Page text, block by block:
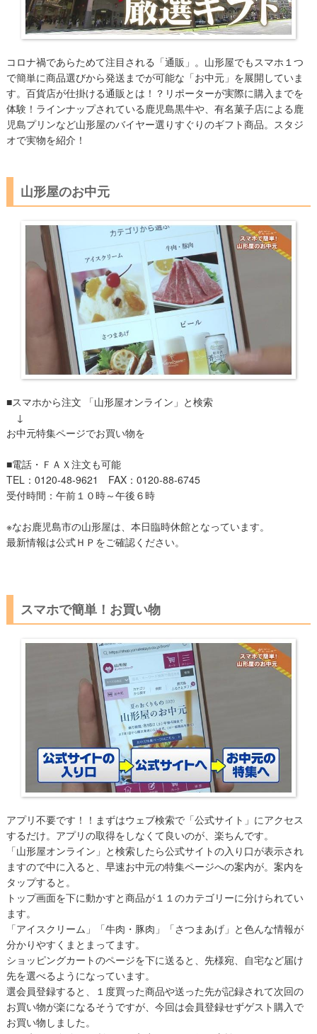
コロナ禍であらためて注目される「通販」。山形屋でもスマホ１つ
で簡単に商品選びから発送までが可能な「お中元」を展開していま
す。百貨店が仕掛ける通販とは！？リポーターが実際に購入までを
体験！ラインナップされている鹿児島黒牛や、有名菓子店による鹿
児島プリンなど山形屋のバイヤー選りすぐりのギフト商品。スタジ
オで実物を紹介！
山形屋のお中元
■スマホから注文 「山形屋オンライン」と検索
↓
お中元特集ページでお買い物を
■電話・ＦＡＸ注文も可能
TEL：0120-48-9621 FAX：0120-88-6745
受付時間：午前１０時～午後６時
※​なお鹿児島市の山形屋は、本日臨時休館となっています。
最新情報は公式ＨＰをご確認ください。
スマホで簡単！お買い物
アプリ不要です！！まずはウェブ検索で「公式サイト」にアクセス
するだけ。アプリの取得をしなくて良いのが、楽ちんです。
「山形屋オンライン」と検索したら公式サイトの入り口が表示され
ますので中に入ると、早速お中元の特集ページへの案内が。案内を
タップすると。
トップ画面を下に動かすと商品が１１のカテゴリーに分けられてい
ます。
「アイスクリーム」「牛肉・豚肉」「さつまあげ」と色んな情報が
分かりやすくまとまってます。
ショッピングカートのページを下に送ると、先様宛、自宅など届け
先を選べるようになっています。
選会員登録すると、１度買った商品や送った先が記録されて次回の
お買い物が楽になるそうですが、今回は会員登録せずゲスト購入で
お買い物しました。